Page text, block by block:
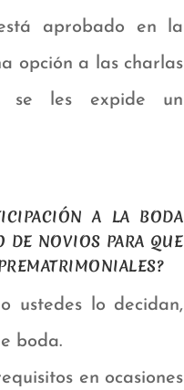
aprobado en la
opción a las charlas
se les expide un
A LA BODA
DE NOVIOS PARA QUE
ustedes lo decidan,
boda.
en ocasiones